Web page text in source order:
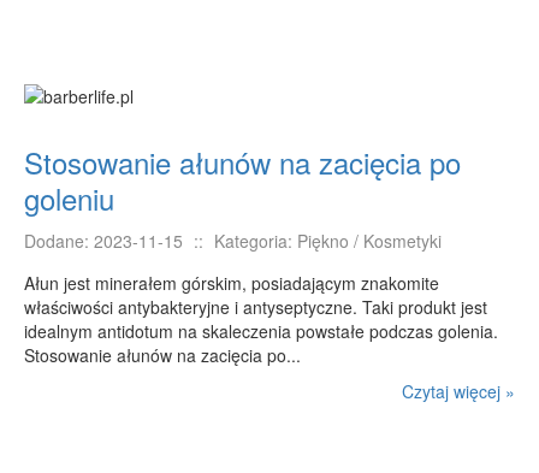
Wyposażenie Łazienki
Sport
Elektronika, RTV, AGD
Art. Dla Zwierząt
Ogród, Rośliny
Chemia
Art. Spożywcze
Stosowanie ałunów na zacięcia po
goleniu
Dodane: 2023-11-15 :: Kategoria: Piękno / Kosmetyki
Ałun jest minerałem górskim, posiadającym znakomite
właściwości antybakteryjne i antyseptyczne. Taki produkt jest
idealnym antidotum na skaleczenia powstałe podczas golenia.
Stosowanie ałunów na zacięcia po...
Czytaj więcej »